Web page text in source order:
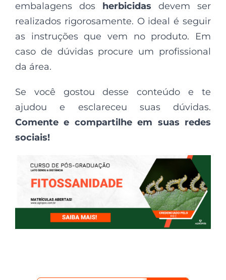
embalagens dos herbicidas devem ser
realizados rigorosamente. O ideal é seguir
as instruções que vem no produto. Em
caso de dúvidas procure um profissional
da área.
Se você gostou desse conteúdo e te
ajudou e esclareceu suas dúvidas.
Comente e compartilhe em suas redes
sociais!